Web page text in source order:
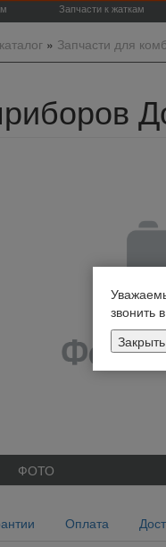
Запчасти к жаткам
» Запчасти для
ФОТО
Оплата
звонить
Закрыть